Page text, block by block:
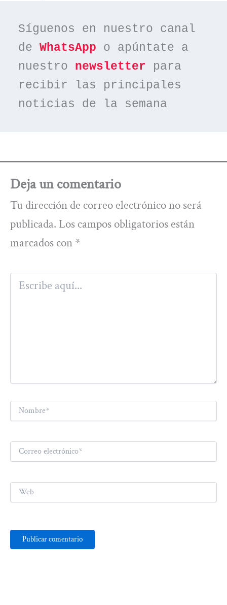
Síguenos en nuestro canal
de WhatsApp o apúntate a
nuestro newsletter para
recibir las principales
noticias de la semana
Deja un comentario
Tu dirección de correo electrónico no será
publicada. Los campos obligatorios están
marcados con *
Escribe
aquí...
Nombre*
Correo
electrónico*
Web